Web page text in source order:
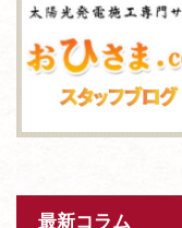
最新コラム